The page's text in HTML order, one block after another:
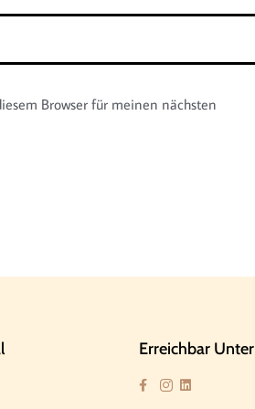
Browser für meinen nächsten
Erreichbar Unter